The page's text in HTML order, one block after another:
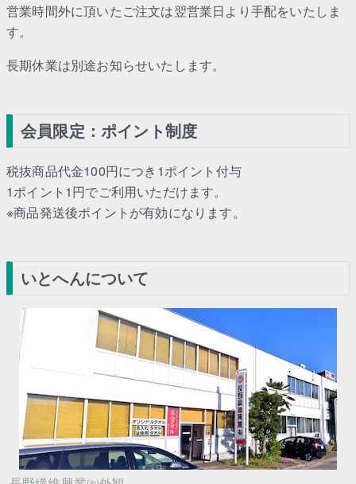
営業時間外に頂いたご注文は翌営業日より手配をいたしま
す。
長期休業は別途お知らせいたします。
会員限定：ポイント制度
税抜商品代金100円につき1ポイント付与
1ポイント1円でご利用いただけます。
※商品発送後ポイントが有効になります。
いとへんについて